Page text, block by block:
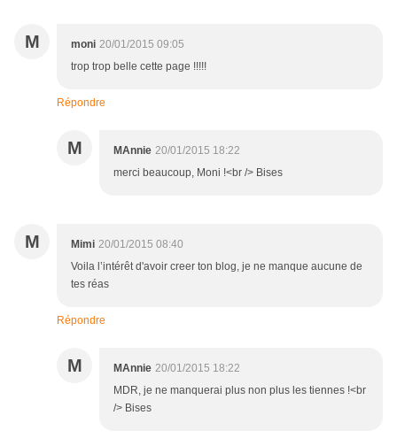
M moni 20/01/2015 09:05
trop trop belle cette page !!!!!
Répondre
M MAnnie 20/01/2015 18:22
merci beaucoup, Moni !<br /> Bises
M Mimi 20/01/2015 08:40
Voila l’intérêt d'avoir creer ton blog, je ne manque aucune de
tes réas
Répondre
M MAnnie 20/01/2015 18:22
MDR, je ne manquerai plus non plus les tiennes !<br
/> Bises